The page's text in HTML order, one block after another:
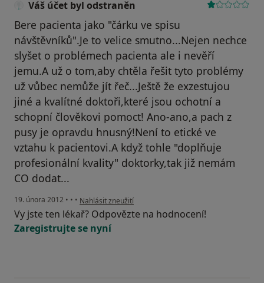
Váš účet byl odstraněn
Bere pacienta jako "čárku ve spisu
návštěvníků".Je to velice smutno...Nejen nechce
slyšet o problémech pacienta ale i nevěří
jemu.A už o tom,aby chtěla řešit tyto problémy
už vůbec nemůže jít řeč...Ještě že exzestujou
jiné a kvalítné doktoři,které jsou ochotní a
schopní člověkovi pomoct! Ano-ano,a pach z
pusy je opravdu hnusný!Není to etické ve
vztahu k pacientovi.A když tohle "doplňuje
profesionální kvality" doktorky,tak již nemám
CO dodat...
19. února 2012 • • • podle názoru uživatele Váš účet byl odstraněn
Nahlásit zneužití
Vy jste ten lékař? Odpovězte na hodnocení!
Zaregistrujte se nyní